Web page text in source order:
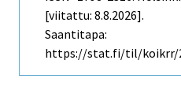
[viitattu: 8.8.2026].
Saantitapa:
https://stat.fi/til/koikrr/